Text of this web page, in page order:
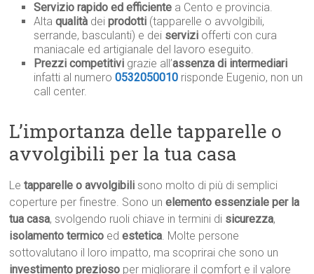
Servizio rapido ed efficiente a Cento e provincia.
Altaqualità deiprodotti (tapparelle o avvolgibili,
serrande, basculanti) e dei servizi offerti con cura
maniacale ed artigianale del lavoro eseguito.
Prezzi competitivi grazie all’assenza di intermediari
infatti al numero0532050010 risponde Eugenio, non un
call center.
L’importanza delle tapparelle o
avvolgibili per la tua casa
Letapparelle o avvolgibili sono molto di più di semplici
coperture per finestre. Sono unelemento essenziale per la
tua casa, svolgendo ruoli chiave in termini di sicurezza,
isolamento termico edestetica. Molte persone
sottovalutano il loro impatto, ma scoprirai che sono un
investimento prezioso per migliorare il comfort e il valore